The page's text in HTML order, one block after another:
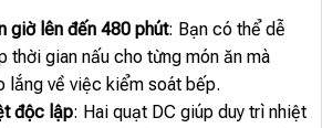
giờ lên đến 480 phút: Bạn có thể dễ
thời gian nấu cho từng món ăn mà
lắng về việc kiểm soát bếp.
độc lập: Hai quạt DC giúp duy trì nhiệt